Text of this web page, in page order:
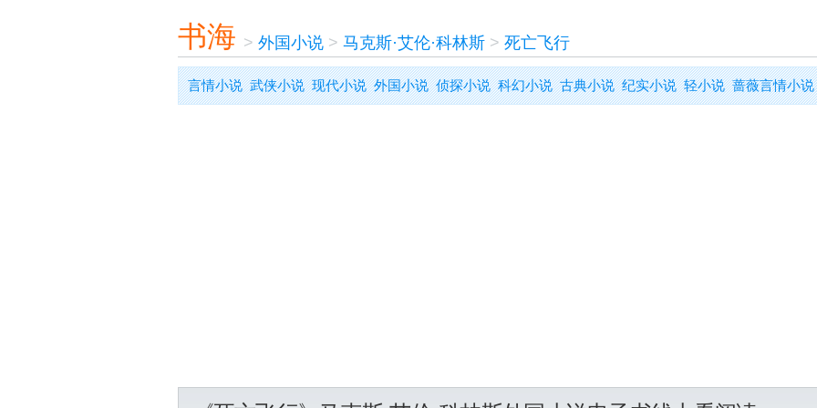
书海 > 外国小说> 马克斯·艾伦·科林斯> 死亡飞行
言情小说 武侠小说 现代小说 外国小说 侦探小说 科幻小说 古典小说 纪实小说 轻小说 蔷薇言情小说